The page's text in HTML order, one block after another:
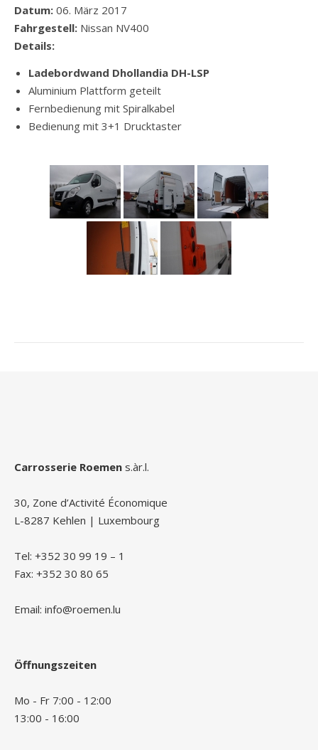
Datum: 06. März 2017
Fahrgestell: Nissan NV400
Details:
Ladebordwand Dhollandia DH-LSP
Aluminium Plattform geteilt
Fernbedienung mit Spiralkabel
Bedienung mit 3+1 Drucktaster
Carrosserie Roemen s.àr.l.
30, Zone d’Activité Économique
L-8287 Kehlen | Luxembourg
Tel: +352 30 99 19 – 1
Fax: +352 30 80 65
Email: info@roemen.lu
Öffnungszeiten
Mo - Fr 7:00 - 12:00
13:00 - 16:00